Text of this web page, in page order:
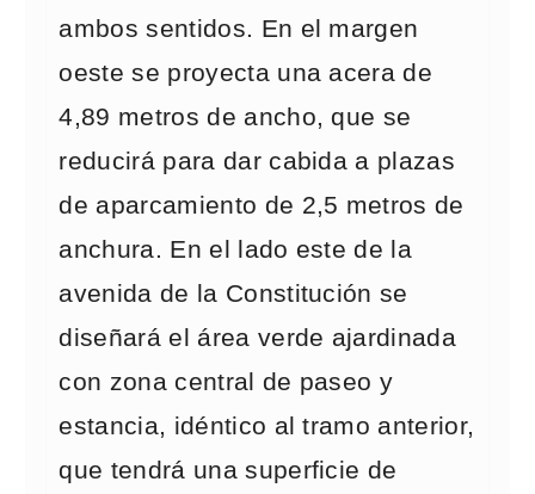
ambos sentidos. En el margen
oeste se proyecta una acera de
4,89 metros de ancho, que se
reducirá para dar cabida a plazas
de aparcamiento de 2,5 metros de
anchura. En el lado este de la
avenida de la Constitución se
diseñará el área verde ajardinada
con zona central de paseo y
estancia, idéntico al tramo anterior,
que tendrá una superficie de